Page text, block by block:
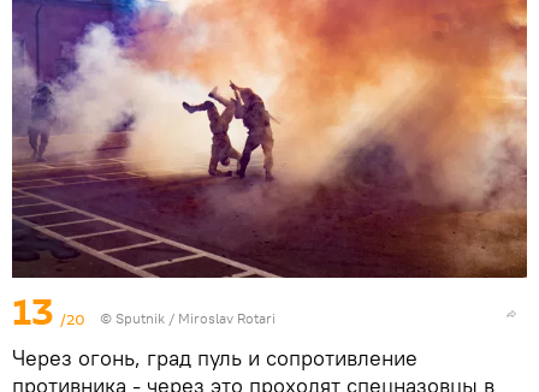
13 /20 © Sputnik / Miroslav Rotari
Через огонь, град пуль и сопротивление
противника - через это проходят спецназовцы в